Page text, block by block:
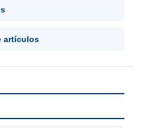
artículos